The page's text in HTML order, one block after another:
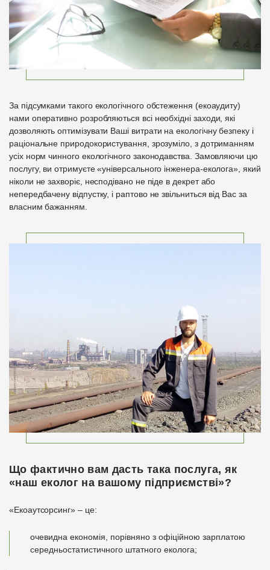
За підсумками такого екологічного обстеження (екоаудиту)
нами оперативно розробляються всі необхідні заходи, які
дозволяють оптимізувати Ваші витрати на екологічну безпеку і
раціональне природокористування, зрозуміло, з дотриманням
усіх норм чинного екологічного законодавства. Замовляючи цю
послугу, ви отримуєте «універсального інженера-еколога», який
ніколи не захворіє, несподівано не піде в декрет або
непередбачену відпустку, і раптово не звільниться від Вас за
власним бажанням.
Що фактично вам дасть така послуга, як
«наш еколог на вашому підприємстві»?
«Екоаутсорсинг» – це:
очевидна економія, порівняно з офіційною зарплатою
середньостатистичного штатного еколога;